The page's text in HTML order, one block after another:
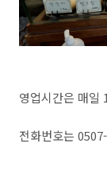
영업시간은 매일
전화번호는